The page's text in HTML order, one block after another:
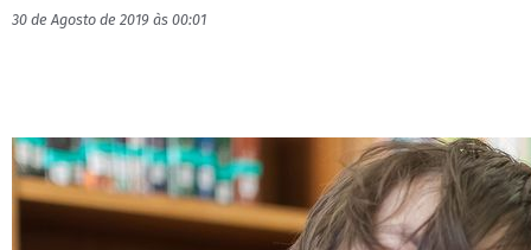
30 de Agosto de 2019 às 00:01